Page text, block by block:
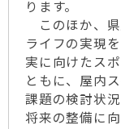
ります。
このほか、
ライフの実現
実に向けたス
ともに、屋内
課題の検討状
将来の整備に